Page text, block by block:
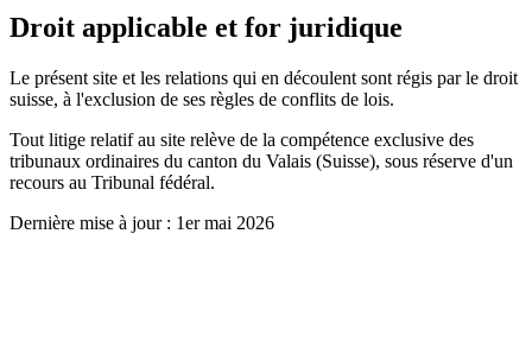
Droit applicable et for juridique
Le présent site et les relations qui en découlent sont régis par le droit
suisse, à l'exclusion de ses règles de conflits de lois.
Tout litige relatif au site relève de la compétence exclusive des
tribunaux ordinaires du canton du Valais (Suisse), sous réserve d'un
recours au Tribunal fédéral.
Dernière mise à jour: 1er mai 2026